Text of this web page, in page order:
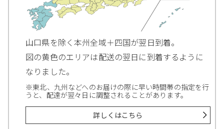
山口県を除く本州全域＋四国が翌日到着。
図の黄色のエリアは配送の翌日に到着するように
なりました。
※東北、九州などへのお届けの際に早い時間帯の指定を行
うと、配達が翌々日に調整されることがあります。
詳しくはこちら